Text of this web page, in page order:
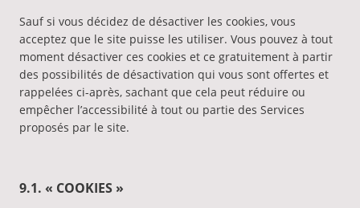
Sauf si vous décidez de désactiver les cookies, vous
acceptez que le site puisse les utiliser. Vous pouvez à tout
moment désactiver ces cookies et ce gratuitement à partir
des possibilités de désactivation qui vous sont offertes et
rappelées ci-après, sachant que cela peut réduire ou
empêcher l’accessibilité à tout ou partie des Services
proposés par le site.
9.1. « COOKIES »